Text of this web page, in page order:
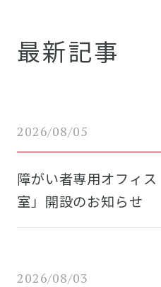
最新記事
2026/08/05
障がい者専用オフィ
室」開設のお知らせ
2026/08/03